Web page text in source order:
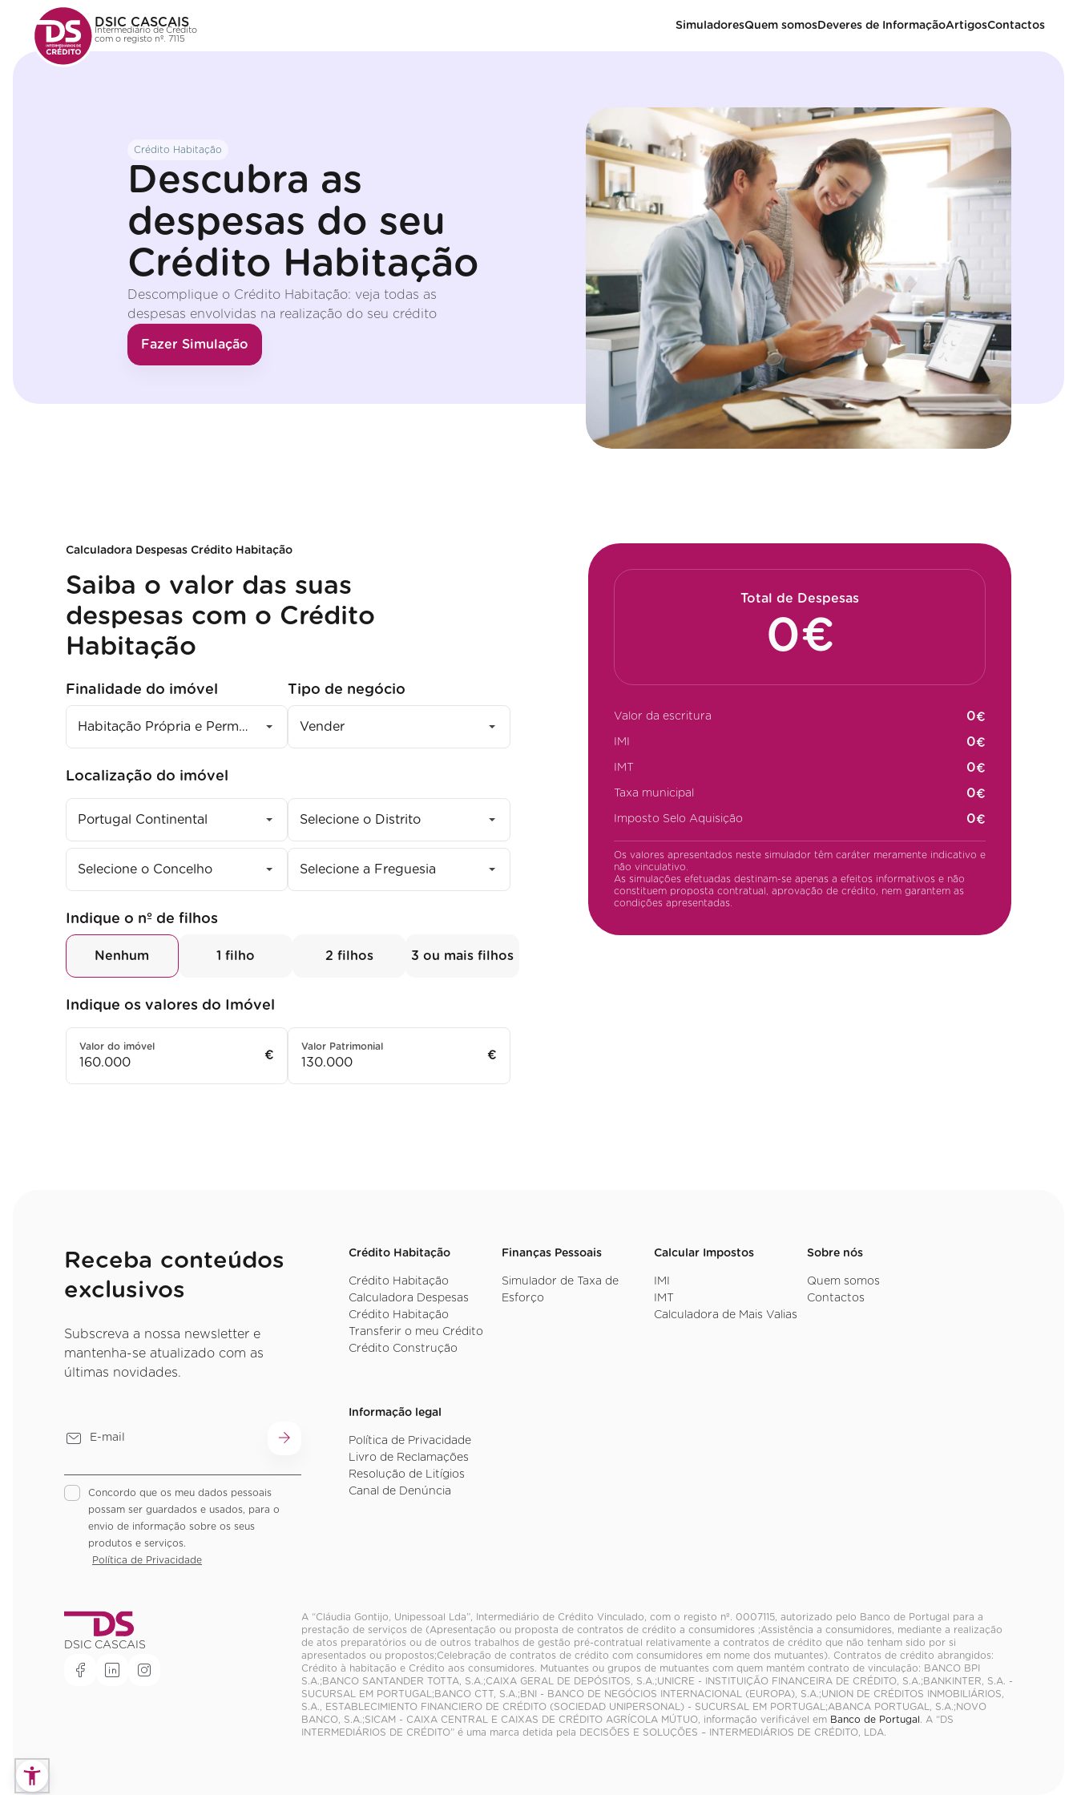
DSIC CASCAIS
Intermediário de Crédito
com o registo nº. 7115
SimuladoresQuem somosDeveres de InformaçãoArtigosContactos
Crédito Habitação
Descubra as
despesas do seu
Crédito Habitação
Descomplique o Crédito Habitação: veja todas as
despesas envolvidas na realização do seu crédito
Fazer Simulação
Calculadora Despesas Crédito Habitação
Saiba o valor das suas
despesas com o Crédito
Habitação
Finalidade do imóvel
Habitação Própria e Permanente
Tipo de negócio
Vender
Localização do imóvel
Portugal Continental Selecione o Distrito
Selecione o Concelho Selecione a Freguesia
Indique o nº de filhos
Nenhum 1 filho 2 filhos 3 ou mais filhos
Indique os valores do Imóvel
Valor do imóvel
€
Valor Patrimonial
€
Total de Despesas
Valor da escritura €
IMI €
IMT €
Taxa municipal €
Imposto Selo Aquisição €
Os valores apresentados neste simulador têm caráter meramente indicativo e
não vinculativo.
As simulações efetuadas destinam-se apenas a efeitos informativos e não
constituem proposta contratual, aprovação de crédito, nem garantem as
condições apresentadas.
Receba conteúdos
exclusivos
Subscreva a nossa newsletter e
mantenha-se atualizado com as
últimas novidades.
Concordo que os meu dados pessoais
possam ser guardados e usados, para o
envio de informação sobre os seus
produtos e serviços.
Política de Privacidade
Crédito Habitação
Crédito Habitação
Calculadora Despesas
Crédito Habitação
Transferir o meu Crédito
Crédito Construção
Finanças Pessoais
Simulador de Taxa de
Esforço
Calcular Impostos
IMI
IMT
Calculadora de Mais Valias
Sobre nós
Quem somos
Contactos
Informação legal
Política de Privacidade
Livro de Reclamações
Resolução de Litígios
Canal de Denúncia
DSIC CASCAIS
A “Cláudia Gontijo, Unipessoal Lda”, Intermediário de Crédito Vinculado, com o registo nº. 0007115, autorizado pelo Banco de Portugal para a
prestação de serviços de (Apresentação ou proposta de contratos de crédito a consumidores ;Assistência a consumidores, mediante a realização
de atos preparatórios ou de outros trabalhos de gestão pré-contratual relativamente a contratos de crédito que não tenham sido por si
apresentados ou propostos;Celebração de contratos de crédito com consumidores em nome dos mutuantes). Contratos de crédito abrangidos:
Crédito à habitação e Crédito aos consumidores. Mutuantes ou grupos de mutuantes com quem mantém contrato de vinculação: BANCO BPI
S.A.;BANCO SANTANDER TOTTA, S.A.;CAIXA GERAL DE DEPÓSITOS, S.A.;UNICRE - INSTITUIÇÃO FINANCEIRA DE CRÉDITO, S.A.;BANKINTER, S.A. -
SUCURSAL EM PORTUGAL;BANCO CTT, S.A.;BNI - BANCO DE NEGÓCIOS INTERNACIONAL (EUROPA), S.A.;UNION DE CRÉDITOS INMOBILIÁRIOS,
S.A., ESTABLECIMIENTO FINANCIERO DE CRÉDITO (SOCIEDAD UNIPERSONAL) - SUCURSAL EM PORTUGAL;ABANCA PORTUGAL, S.A.;NOVO
BANCO, S.A.;SICAM - CAIXA CENTRAL E CAIXAS DE CRÉDITO AGRÍCOLA MÚTUO, informação verificável em Banco de Portugal. A “DS
INTERMEDIÁRIOS DE CRÉDITO” é uma marca detida pela DECISÕES E SOLUÇÕES – INTERMEDIÁRIOS DE CRÉDITO, LDA.